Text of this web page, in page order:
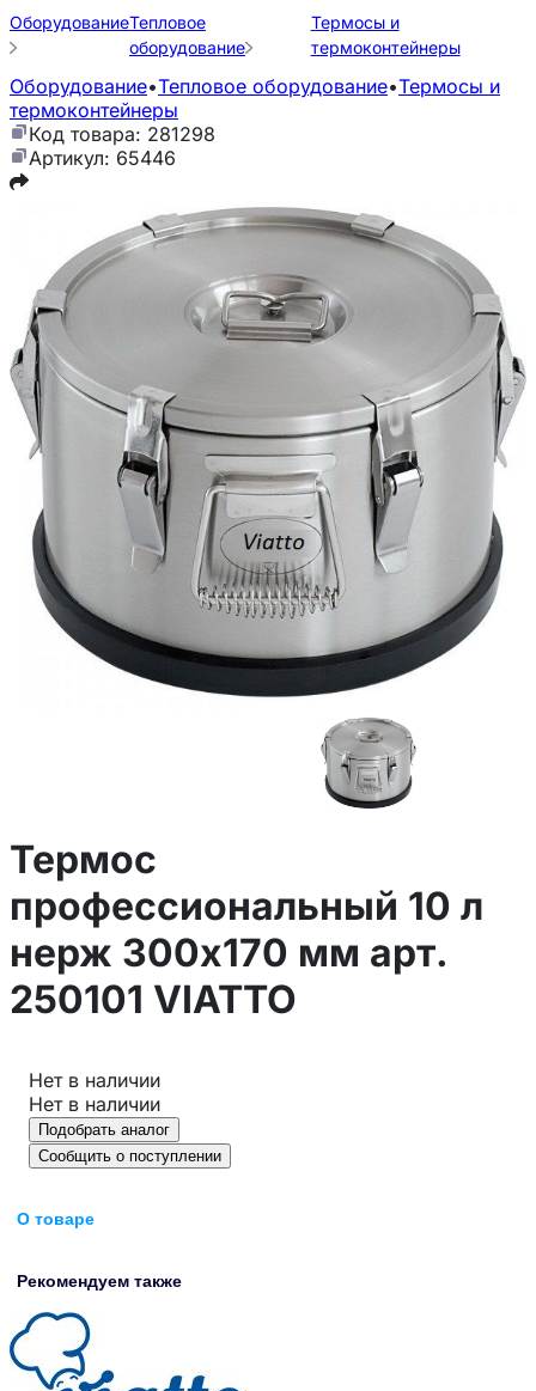
ОборудованиеТепловое
оборудование
Термосы и
термоконтейнеры
Оборудование•Тепловое оборудование•Термосы и
термоконтейнеры
Код товара: 281298
Артикул: 65446
Термос
профессиональный 10 л
нерж 300х170 мм арт.
250101 VIATTO
Нет в наличии
Нет в наличии
Подобрать аналог
Сообщить о поступлении
О товаре
Рекомендуем также